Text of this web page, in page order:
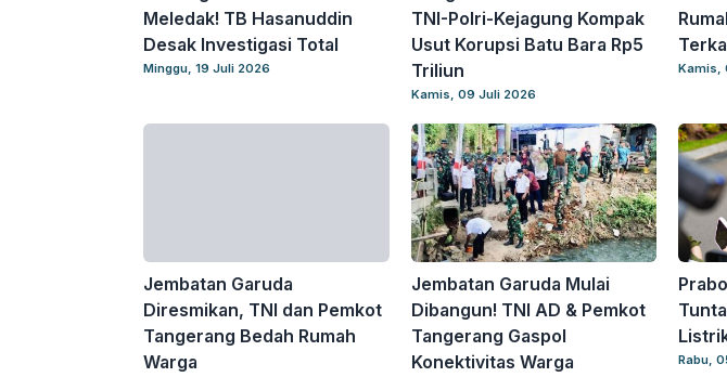
Meledak! TB Hasanuddin
Desak Investigasi Total
Minggu, 19 Juli 2026
TNI-Polri-Kejagung Kompak
Usut Korupsi Batu Bara Rp5
Triliun
Kamis, 09 Juli 2026
Kamis,
Jembatan Garuda
Diresmikan, TNI dan Pemkot
Tangerang Bedah Rumah
Warga
Jembatan Garuda Mulai
Dibangun! TNI AD & Pemkot
Tangerang Gaspol
Konektivitas Warga
Rabu,